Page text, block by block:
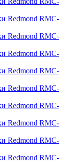
Redmond RMC-
Redmond RMC-
Redmond RMC-
Redmond RMC-
Redmond RMC-
Redmond RMC-
Redmond RMC-
Redmond RMC-
Redmond RMC-